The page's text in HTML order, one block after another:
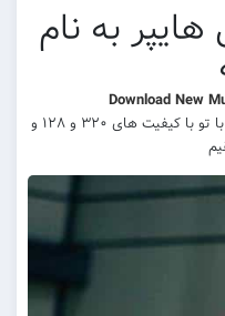
به نام
Download New
علی هایپر به نام کافه با تو با کیفیت های ۳۲۰ و ۱۲۸ و